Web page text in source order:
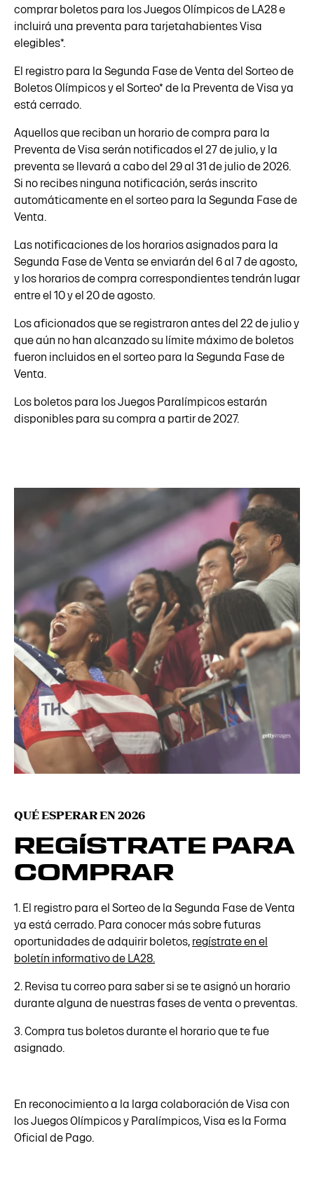
comprar boletos para los Juegos Olímpicos de LA28 e
incluirá una preventa para tarjetahabientes Visa
elegibles*.
El registro para la Segunda Fase de Venta del Sorteo de
Boletos Olímpicos y el Sorteo* de la Preventa de Visa ya
está cerrado.
Aquellos que reciban un horario de compra para la
Preventa de Visa serán notificados el 27 de julio, y la
preventa se llevará a cabo del 29 al 31 de julio de 2026.
Si no recibes ninguna notificación, serás inscrito
automáticamente en el sorteo para la Segunda Fase de
Venta.
Las notificaciones de los horarios asignados para la
Segunda Fase de Venta se enviarán del 6 al 7 de agosto,
y los horarios de compra correspondientes tendrán lugar
entre el 10 y el 20 de agosto.
Los aficionados que se registraron antes del 22 de julio y
que aún no han alcanzado su límite máximo de boletos
fueron incluidos en el sorteo para la Segunda Fase de
Venta.
Los boletos para los Juegos Paralímpicos estarán
disponibles para su compra a partir de 2027.
QUÉ ESPERAR EN 2026
REGÍSTRATE PARA
COMPRAR
1. El registro para el Sorteo de la Segunda Fase de Venta
ya está cerrado. Para conocer más sobre futuras
oportunidades de adquirir boletos, regístrate en el
boletín informativo de LA28.
2. Revisa tu correo para saber si se te asignó un horario
durante alguna de nuestras fases de venta o preventas.
3. Compra tus boletos durante el horario que te fue
asignado.
En reconocimiento a la larga colaboración de Visa con
los Juegos Olímpicos y Paralímpicos, Visa es la Forma
Oficial de Pago.